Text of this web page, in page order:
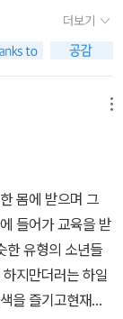
어떻게 가야 할
의 의욕이 꺾이
그 시각 아버지
두운 강물을 떠
히 밝히지 않는
에 이르게 한 것은
람의 관심을 받는
모든 게 착착 잘
을 가누지 못했던
없었다. 그래서
듯한 한스의 모습
해주어야 할까? '너
말할 수 있는 어
설은 우리에게 생
이 들었습니다.
일 것으로 생각이
게 보내느라 아
그게 마음처럼
에는 ‘모범생’이
학교에 진학을
맞는 길인지 나에
하일너를 만나면
다. 자신을 자각
타깝다. 결말을 좀
다. 이 이야기는
를 잘 하면 모든 게
서 벗어나고 패
제프 기벤라트 씨
는 아들 한스입
비해 학교 선생
교에 들어가 튀
대학 강단에 설
시험에 합격하게
의 미래가 탄탄대
위해 그가 합격
과 학교 선생님들
그는 시험에 대
더보기
몸에 받으며 그
들어가 교육을 받
한 유형의 소년들
지만더러는 하일
을 즐기고현재의